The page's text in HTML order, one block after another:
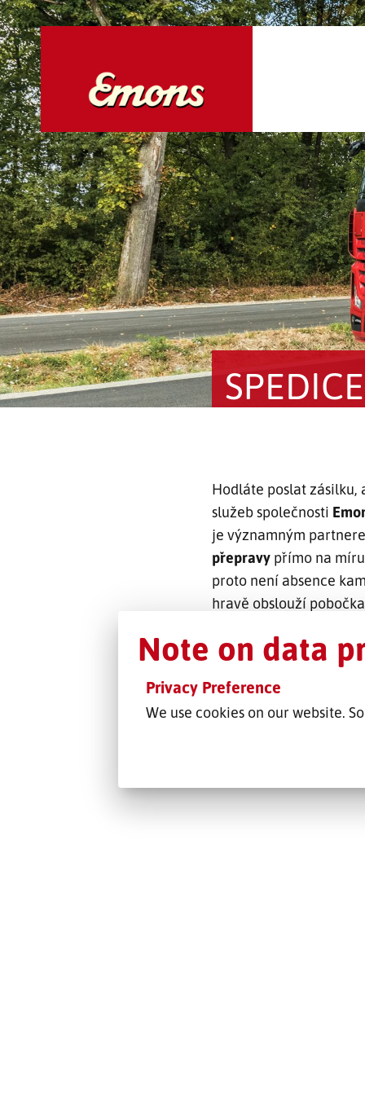
Hodláte poslat zásilku,
služeb společnosti
je významným
přepravy přímo na
proto není absence
hravě obslouží
Note on data
Privacy Preference
We use cookies on our website.